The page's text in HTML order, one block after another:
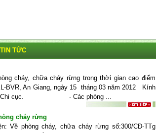
TIN TỨC
cháy, chữa cháy rừng trong thời gian cao điểm
BVR, An Giang, ngày 15 tháng 03 năm 2012 Kính
Chi cục. - Các phòng ...
cháy rừng
Về phòng cháy, chữa cháy rừng số:300/CĐ-TTg